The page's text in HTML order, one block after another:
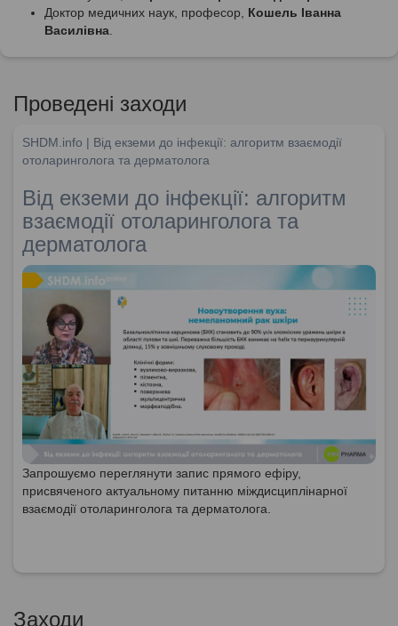
Доктор медичних наук, професор, Кошель Іванна
Василівна
Проведені заходи
SHDM.info | Від екземи до інфекції: алгоритм взаємодії
отоларинголога та дерматолога
Від екземи до інфекції: алгоритм
взаємодії отоларинголога та
дерматолога
Запрошуємо переглянути запис прямого ефіру,
присвяченого актуальному питанню міждисциплінарної
взаємодії отоларинголога та дерматолога.
Заходи